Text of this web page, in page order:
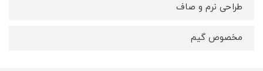
طراحی نرم و صاف
مخصوص گیم